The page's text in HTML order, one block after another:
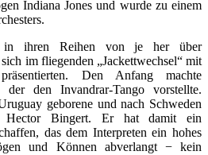
Indiana Jones und wurde zu einem
in ihren Reihen von je her über
im fliegenden „Jackettwechsel“ mit
Den Anfang machte
der den Invandrar-Tango vorstellte.
geborene und nach Schweden
Hector Bingert. Er hat damit ein
das dem Interpreten ein hohes
und Können abverlangt − kein